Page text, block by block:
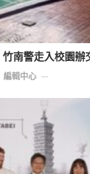
南警走入校園辦
編輯中心